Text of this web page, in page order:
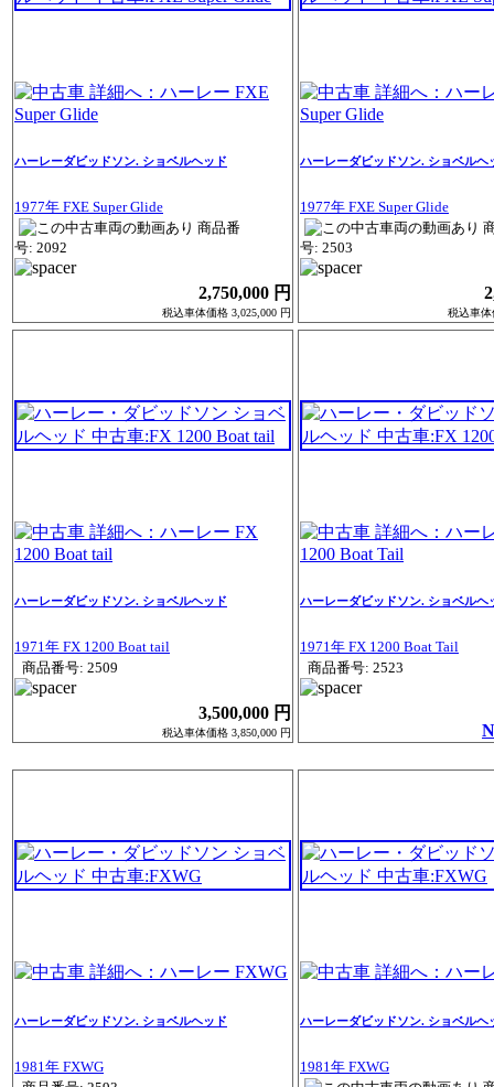
ハーレーダビッドソン. ショベルヘッド
1977年 FXE Super Glide
商品番
号: 2092
2,750,000 円
税込車体価格 3,025,000 円
ハーレーダビッドソン. ショベルヘ
1977年 FXE Super Glide
号: 2503
税込車体
ハーレーダビッドソン. ショベルヘッド
1971年 FX 1200 Boat tail
商品番号: 2509
3,500,000 円
税込車体価格 3,850,000 円
ハーレーダビッドソン. ショベルヘ
1971年 FX 1200 Boat Tail
商品番号: 2523
ハーレーダビッドソン. ショベルヘッド
1981年 FXWG
ハーレーダビッドソン. ショベルヘ
1981年 FXWG